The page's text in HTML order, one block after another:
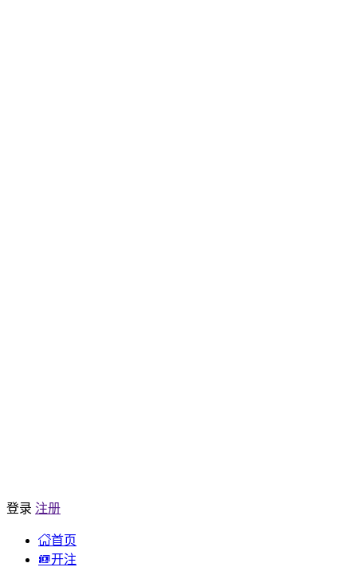
登录 注册
首页
开注